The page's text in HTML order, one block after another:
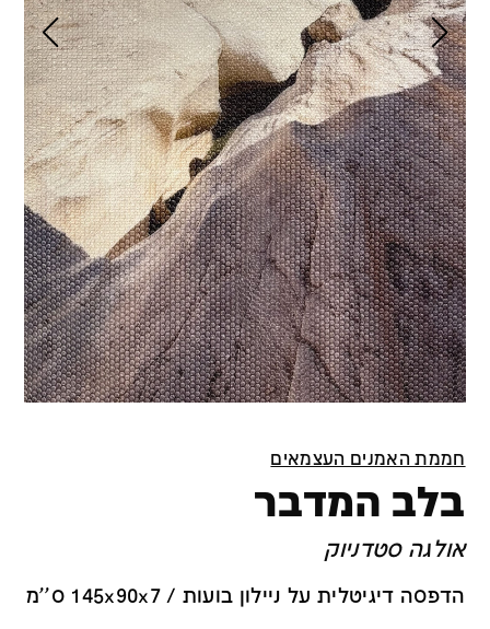
חממת האמנים העצמאים
בלב המדבר
אולגה סטדניוק
הדפסה דיגיטלית על ניילון בועות / 145x90x7 ס''מ